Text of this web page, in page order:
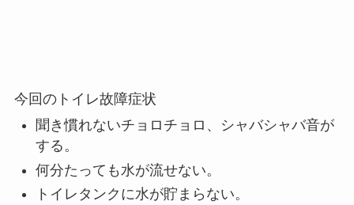
今回のトイレ故障症状
聞き慣れないチョロチョロ、シャバシャバ音が
する。
何分たっても水が流せない。
トイレタンクに水が貯まらない。